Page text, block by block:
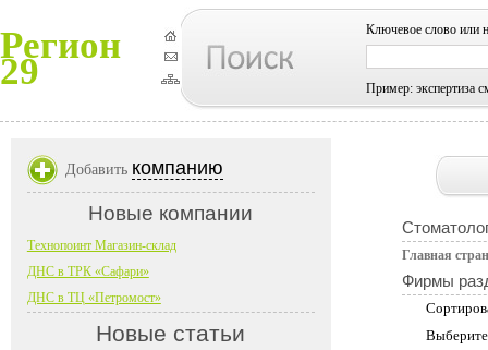
Регион
29
Ключевое слово или
Пример: экспертиза
Главная
Фирмы
Добавить компанию
Новые компании
Технопоинт Магазин-склад
ДНС в ТРК «Сафари»
ДНС в ТЦ «Петромост»
Новые статьи